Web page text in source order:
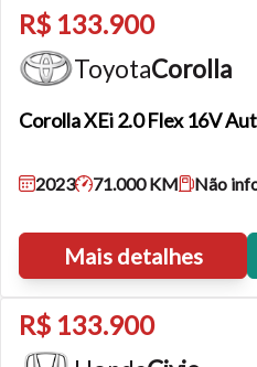
R$ 133.900
ToyotaCorolla
CorollaXEi 2.0 Flex 16V
2023 71.000 KM Não
Mais detalhes
R$ 133.900